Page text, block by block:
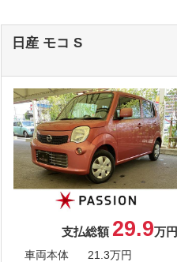
日産 モコ S
支払総額 29.9万円
車両本体
21.3万円